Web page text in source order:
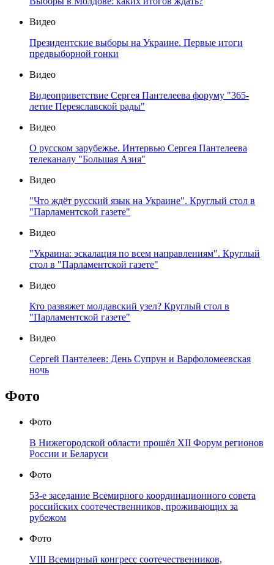
Видео
Президентские выборы на Украине. Первые итоги
предвыборной гонки
Видео
Видеоприветствие Сергея Пантелеева форуму "365-
летие Переяславской рады"
Видео
О русском зарубежье. Интервью Сергея Пантелеева
телеканалу "Большая Азия"
Видео
"Что ждёт русский язык на Украине". Круглый стол в
"Парламентской газете"
Видео
"Украина: эскалация по всем направлениям". Круглый
стол в "Парламентской газете"
Видео
Кто развяжет молдавский узел? Круглый стол в
"Парламентской газете"
Видео
Сергей Пантелеев: День Супрун и Варфоломеевская
ночь
Фото
Фото
В Нижегородской области прошёл XII Форум регионов
России и Беларуси
Фото
53-е заседание Всемирного координационного совета
российских соотечественников, проживающих за
рубежом
Фото
VIII Всемирный конгресс соотечественников,